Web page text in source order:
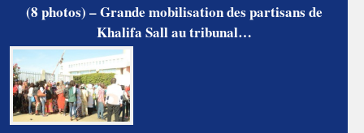
(8 photos) – Grande mobilisation des partisans de
Khalifa Sall au tribunal…